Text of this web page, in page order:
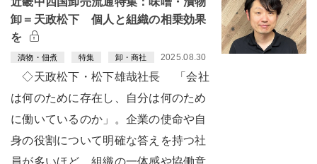
卸＝天政松下 個人と組織の相乗効果
を
漬物・佃煮 特集 卸・商社 2025.08.30
◇天政松下・松下雄哉社長 「会社
は何のために存在し、自分は何のため
に働いているのか」。企業の使命や自
身の役割について明確な答えを持つ社
員が多いほど、組織の一体感や協働意